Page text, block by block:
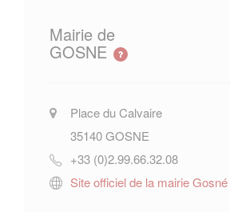
Mairie de
GOSNE
Place du Calvaire
35140GOSNE
+33 (0)2.99.66.32.08
Site officiel de la mairie Gosné